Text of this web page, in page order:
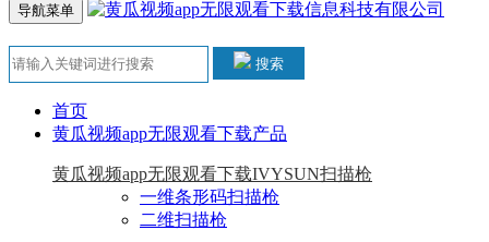
导航菜单
搜索
首页
黄瓜视频app无限观看下载产品
黄瓜视频app无限观看下载IVYSUN扫描枪
一维条形码扫描枪
二维扫描枪